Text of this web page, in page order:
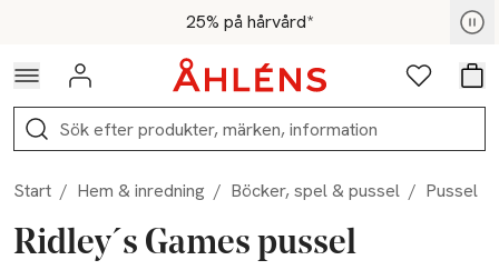
Hoppa till navigationsmenyn25% på hårvård*
För medlemmar - Shoppa nu
Logga in Favoriter
Sök
Start / Hem & inredning / Böcker, spel & pussel / Pussel
Ridley´s Games pussel